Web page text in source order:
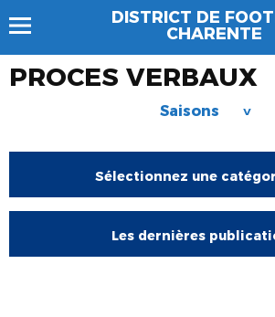
DISTRICT DE
CHARENTE
PROCES VERBAUX
Saisons >
Sélectionnez une
Les dernières